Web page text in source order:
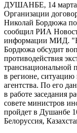
ДУШАНБЕ, 14
Организации
Николай Бордюжа
сообщил РИА
информации МИД. "В
Бордюжа обсудит
противодействия
транснациональной
в регионе, ситуацию
агентства. По его
в работе заседания
совете министров
пройдет в Душанбе
Белоруссия,